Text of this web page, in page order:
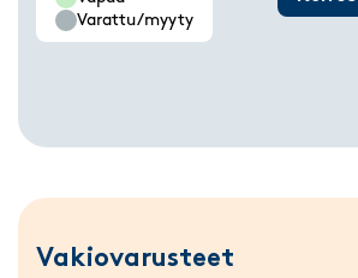
Varattu/myyty
Vakiovarusteet